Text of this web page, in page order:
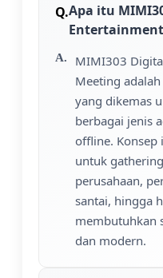
Apa itu
MIMI303
Meeting
yang dikemas
berbagai jenis
offline. Konsep
untuk
perusahaan,
santai, hingga
membutuhkan
dan modern.